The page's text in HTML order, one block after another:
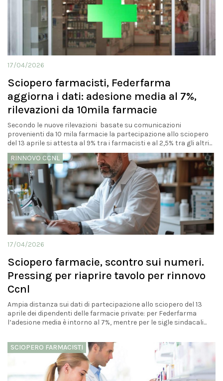
17/04/2026
Sciopero farmacisti, Federfarma
aggiorna i dati: adesione media al 7%,
rilevazioni da 10mila farmacie
Secondo le nuove rilevazioni basate su comunicazioni
provenienti da 10 mila farmacie la partecipazione allo sciopero
del 13 aprile si attesta al 9% tra i farmacisti e al 2,5% tra gli altri...
RINNOVO CCNL
17/04/2026
Sciopero farmacie, scontro sui numeri.
Pressing per riaprire tavolo per rinnovo
Ccnl
Ampia distanza sui dati di partecipazione allo sciopero del 13
aprile dei dipendenti delle farmacie private: per Federfarma
l’adesione media è intorno al 7%, mentre per le sigle sindacali...
SCIOPERO FARMACISTI